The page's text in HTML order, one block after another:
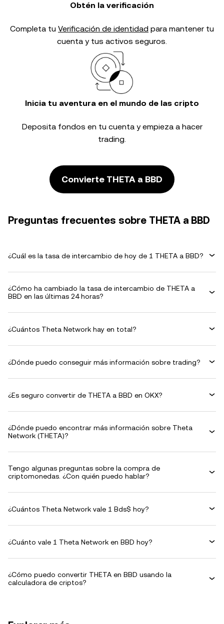
Obtén la verificación
Completa tu Verificación de identidad para mantener tu
cuenta y tus activos seguros.
Inicia tu aventura en el mundo de las cripto
Deposita fondos en tu cuenta y empieza a hacer
trading.
Convierte THETA a BBD
Preguntas frecuentes sobre THETA a BBD
¿Cuál es la tasa de intercambio de hoy de 1 THETA a BBD?
¿Cómo ha cambiado la tasa de intercambio de THETA a
BBD en las últimas 24 horas?
¿Cuántos Theta Network hay en total?
¿Dónde puedo conseguir más información sobre trading?
¿Es seguro convertir de THETA a BBD en OKX?
¿Dónde puedo encontrar más información sobre Theta
Network (THETA)?
Tengo algunas preguntas sobre la compra de
criptomonedas. ¿Con quién puedo hablar?
¿Cuántos Theta Network vale 1 Bds$ hoy?
¿Cuánto vale 1 Theta Network en BBD hoy?
¿Cómo puedo convertir THETA en BBD usando la
calculadora de criptos?